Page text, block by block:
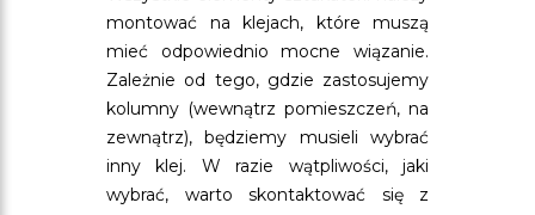
montować na klejach, które muszą
mieć odpowiednio mocne wiązanie.
Zależnie od tego, gdzie zastosujemy
kolumny (wewnątrz pomieszczeń, na
zewnątrz), będziemy musieli wybrać
inny klej. W razie wątpliwości, jaki
wybrać, warto skontaktować się z